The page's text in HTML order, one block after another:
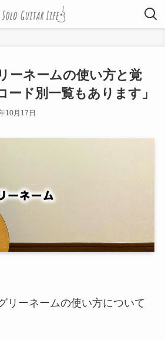
ーネームの使い方と覚
ード別一覧もあります」
10月17日
リーネームの使い方について